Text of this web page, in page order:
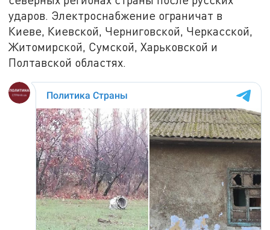
ударов. Электроснабжение ограничат в
Киеве, Киевской, Черниговской, Черкасской,
Житомирской, Сумской, Харьковской и
Полтавской областях.